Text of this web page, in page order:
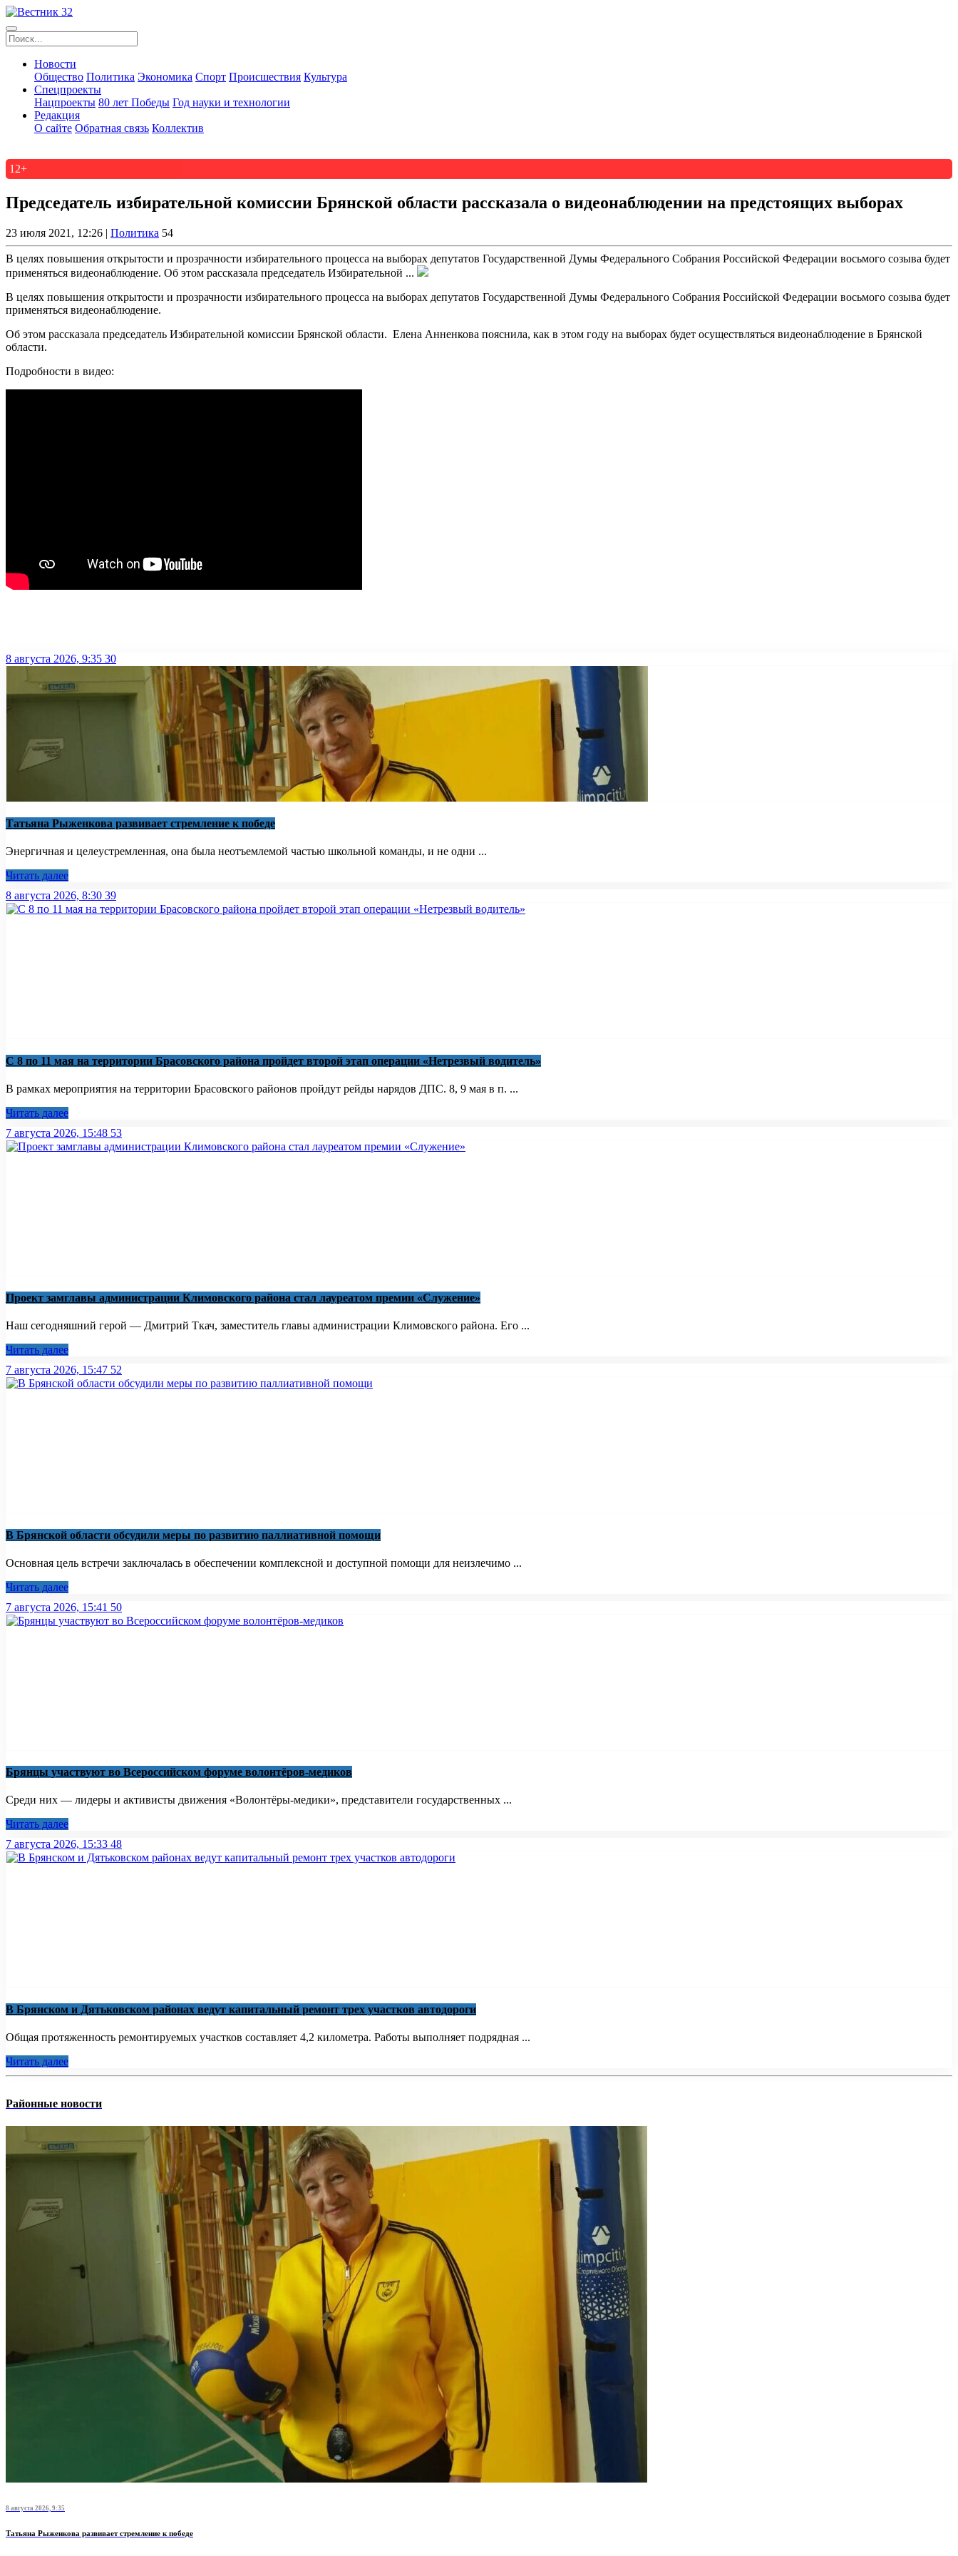
Новости
Общество Политика Экономика Спорт Происшествия Культура
Спецпроекты
Нацпроекты 80 лет Победы Год науки и технологии
Редакция
О сайте Обратная связь Коллектив
12+
Председатель избирательной комиссии Брянской области рассказала о видеонаблюдении на предстоящих выборах
23 июля 2021, 12:26 | Политика 54
В целях повышения открытости и прозрачности избирательного процесса на выборах депутатов Государственной Думы Федерального Собрания Российской Федерации восьмого созыва будет
применяться видеонаблюдение. Об этом рассказала председатель Избирательной ...
В целях повышения открытости и прозрачности избирательного процесса на выборах депутатов Государственной Думы Федерального Собрания Российской Федерации восьмого созыва будет
применяться видеонаблюдение.
Об этом рассказала председатель Избирательной комиссии Брянской области. Елена Анненкова пояснила, как в этом году на выборах будет осуществляться видеонаблюдение в Брянской
области.
Подробности в видео:
8 августа 2026, 9:35 30
Татьяна Рыженкова развивает стремление к победе
Энергичная и целеустремленная, она была неотъемлемой частью школьной команды, и не одни ...
Читать далее
8 августа 2026, 8:30 39
С 8 по 11 мая на территории Брасовского района пройдет второй этап операции «Нетрезвый водитель»
В рамках мероприятия на территории Брасовского районов пройдут рейды нарядов ДПС. 8, 9 мая в п. ...
Читать далее
7 августа 2026, 15:48 53
Проект замглавы администрации Климовского района стал лауреатом премии «Служение»
Наш сегодняшний герой — Дмитрий Ткач, заместитель главы администрации Климовского района. Его ...
Читать далее
7 августа 2026, 15:47 52
В Брянской области обсудили меры по развитию паллиативной помощи
Основная цель встречи заключалась в обеспечении комплексной и доступной помощи для неизлечимо ...
Читать далее
7 августа 2026, 15:41 50
Брянцы участвуют во Всероссийском форуме волонтёров-медиков
Среди них — лидеры и активисты движения «Волонтёры-медики», представители государственных ...
Читать далее
7 августа 2026, 15:33 48
В Брянском и Дятьковском районах ведут капитальный ремонт трех участков автодороги
Общая протяженность ремонтируемых участков составляет 4,2 километра. Работы выполняет подрядная ...
Читать далее
Районные новости
8 августа 2026, 9:35
Татьяна Рыженкова развивает стремление к победе